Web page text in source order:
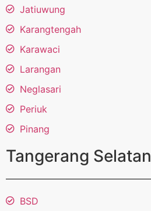
Jatiuwung
Karangtengah
Karawaci
Larangan
Neglasari
Periuk
Pinang
Tangerang Selatan
BSD